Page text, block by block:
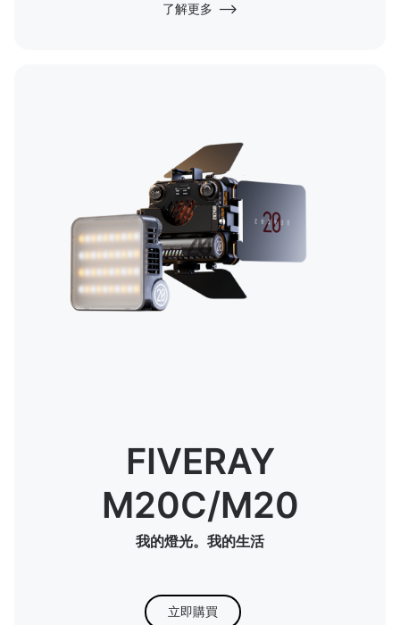
了解更多
FIVERAY
M20C/M20
我的燈光。我的生活
立即購買